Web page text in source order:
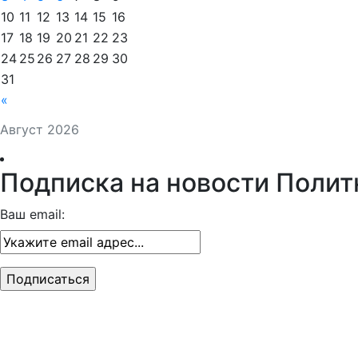
Август 2026
«
10 11 12 13 14 15 16
17 18 19 20 21 22 23
24 25 26 27 28 29 30
31
Подписка на новости
Ваш email: